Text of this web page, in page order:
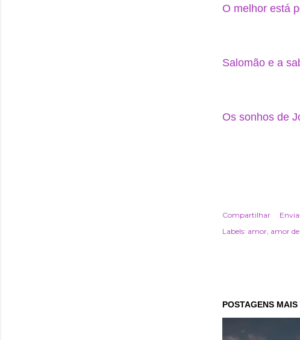
O melhor está
Salomão e a
Os sonhos de
Compartilhar
Labels: amor amor
POSTAGENS